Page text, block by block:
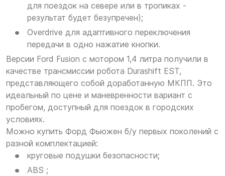
для поездок на севере или в тропиках -
результат будет безупречен);
Overdrive для адаптивного переключения
передачи в одно нажатие кнопки.
Версии Ford Fusion с мотором 1,4 литра получили в
качестве трансмиссии робота Durashift EST,
представляющего собой доработанную МКПП. Это
идеальный по цене и маневренности вариант с
пробегом, доступный для поездок в городских
условиях.
Можно купить Форд Фьюжен б/у первых поколений с
разной комплектацией:
круговые подушки безопасности;
ABS ;